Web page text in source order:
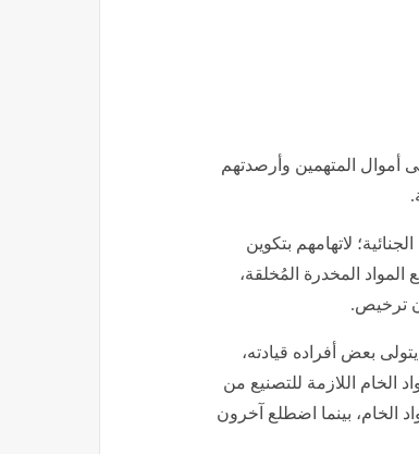
أموال المتهمين وأرصدتهم
الجنائية؛ لاتهامهم بتكوين
المخدرة المُخلقة،
ترخيص.
بعض أفراده قيادته،
الخام اللازمة للتصنيع من
الخام، بينما اضطلع آخرون